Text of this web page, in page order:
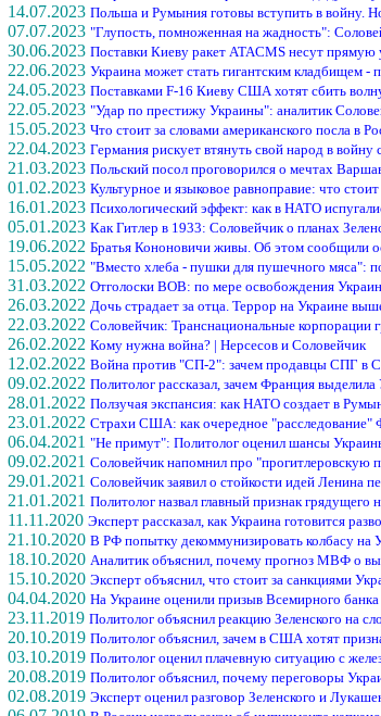
14.07.2023 Польша и Румыния готовы вступить в войну.
07.07.2023 "Глупость, помноженная на жадность":
30.06.2023 Поставки Киеву ракет ATACMS несут прямую
22.06.2023 Украина может стать гигантским кладбищем -
24.05.2023 Поставками F-16 Киеву США хотят сбить
22.05.2023 "Удар по престижу Украины": аналитик
15.05.2023 Что стоит за словами американского посла в
22.04.2023 Германия рискует втянуть свой народ в
21.03.2023 Польский посол проговорился о мечтах
01.02.2023 Культурное и языковое равноправие: что
16.01.2023 Психологический эффект: как в НАТО
05.01.2023 Как Гитлер в 1933: Соловейчик о планах
19.06.2022 Братья Кононовичи живы. Об этом сообщили
15.05.2022 "Вместо хлеба - пушки для пушечного мяса":
31.03.2022 Отголоски ВОВ: по мере освобождения
26.03.2022 Дочь страдает за отца. Террор на Украине
22.03.2022 Соловейчик: Транснациональные корпорации
26.02.2022 Кому нужна война? | Нерсесов и Соловейчик
12.02.2022 Война против "СП-2": зачем продавцы СПГ в
09.02.2022 Политолог рассказал, зачем Франция
28.01.2022 Ползучая экспансия: как НАТО создает в
23.01.2022 Страхи США: как очередное "расследование"
06.04.2021 "Не примут": Политолог оценил шансы
09.02.2021 Соловейчик напомнил про "прогитлеровскую
29.01.2021 Соловейчик заявил о стойкости идей Ленина
21.01.2021 Политолог назвал главный признак
11.11.2020 Эксперт рассказал, как Украина готовится
21.10.2020 В РФ попытку декоммунизировать колбасу на
18.10.2020 Аналитик объяснил, почему прогноз МВФ о
15.10.2020 Эксперт объяснил, что стоит за санкциями
04.04.2020 На Украине оценили призыв Всемирного
23.11.2019 Политолог объяснил реакцию Зеленского на
20.10.2019 Политолог объяснил, зачем в США хотят
03.10.2019 Политолог оценил плачевную ситуацию с
20.08.2019 Политолог объяснил, почему переговоры
02.08.2019 Эксперт оценил разговор Зеленского и